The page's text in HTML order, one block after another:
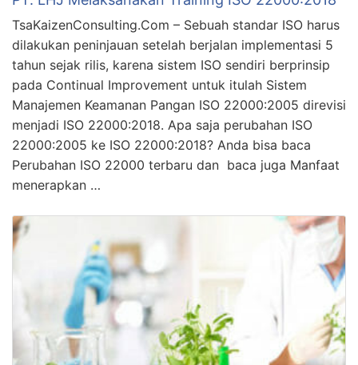
TsaKaizenConsulting.Com – Sebuah standar ISO harus
dilakukan peninjauan setelah berjalan implementasi 5
tahun sejak rilis, karena sistem ISO sendiri berprinsip
pada Continual Improvement untuk itulah Sistem
Manajemen Keamanan Pangan ISO 22000:2005 direvisi
menjadi ISO 22000:2018. Apa saja perubahan ISO
22000:2005 ke ISO 22000:2018? Anda bisa baca
Perubahan ISO 22000 terbaru dan baca juga Manfaat
menerapkan …